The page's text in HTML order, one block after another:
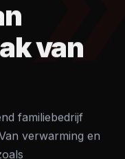
OVER
van
familiebedrijf
verwarming en